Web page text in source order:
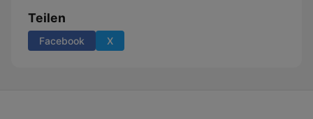
Teilen
Facebook X